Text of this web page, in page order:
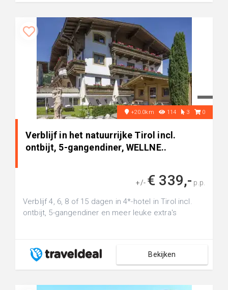
+20.0km 114 3 0
Verblijf in het natuurrijke Tirol incl.
ontbijt, 5-gangendiner, WELLNE..
+/- € 339,- p.p.
Verblijf 4, 6, 8 of 15 dagen in 4*-hotel in Tirol incl.
ontbijt, 5-gangendiner en meer leuke extra's
Bekijken